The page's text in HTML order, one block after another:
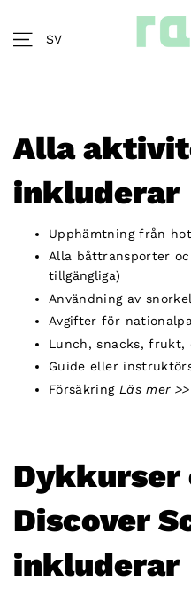
content
Site navigation
SV
Alla
inkluderar
Upphämtning från
Alla båttransporter
tillgängliga)
Användning av
Avgifter för
Lunch, snacks,
Guide eller
Försäkring Läs mer >>
Dykkurser
Discover
inkluderar